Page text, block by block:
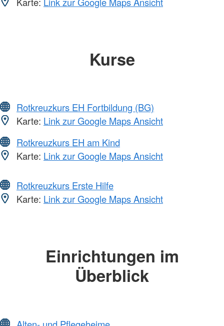
Kurse
Rotkreuzkurs EH Fortbildung (BG)
Karte: Link zur Google Maps Ansicht
Rotkreuzkurs EH am Kind
Karte: Link zur Google Maps Ansicht
Rotkreuzkurs Erste Hilfe
Karte: Link zur Google Maps Ansicht
Einrichtungen im
Überblick